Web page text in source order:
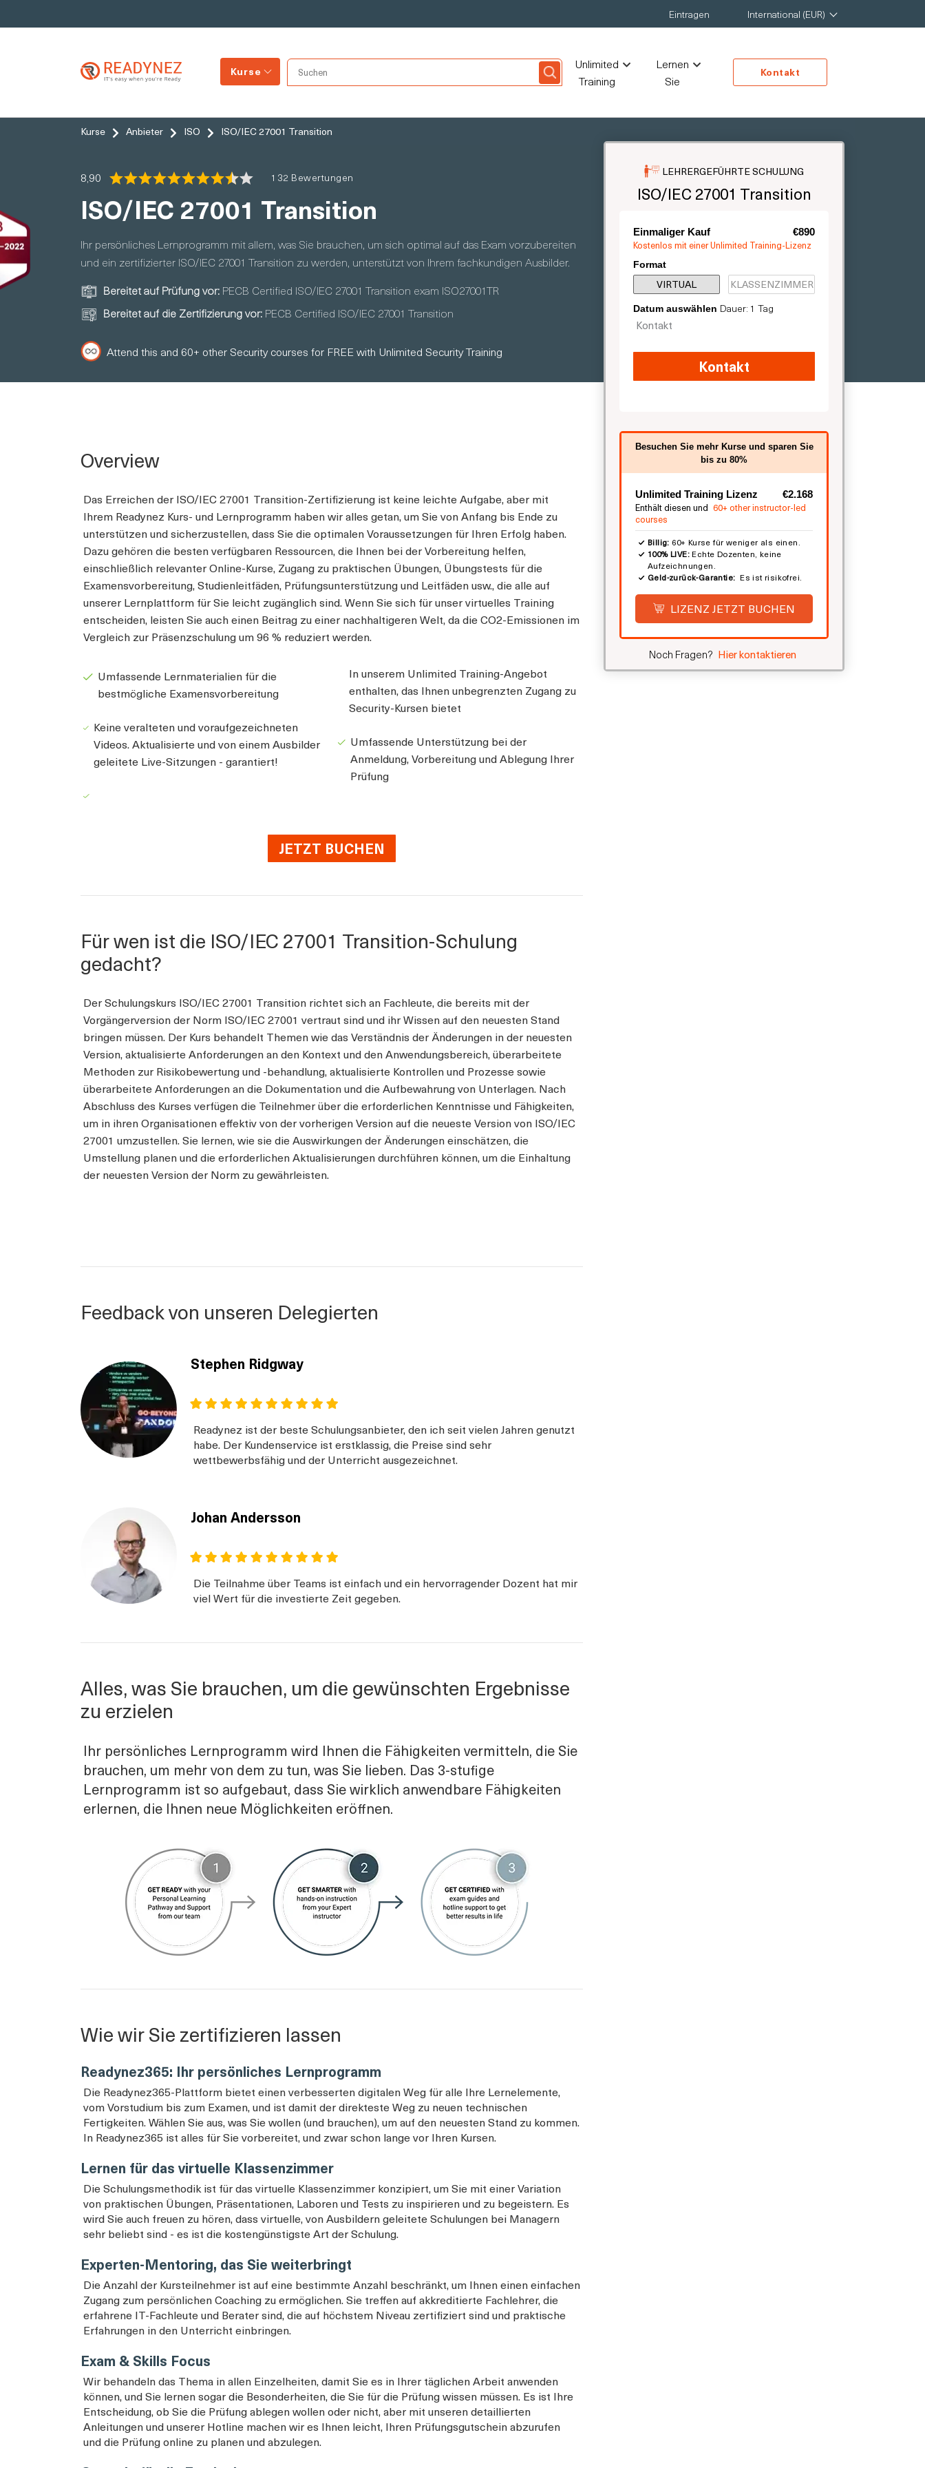
Eintragen International (EUR)
Kurse
Unlimited
Training
Lernen
Sie
Kontakt
Kurse Anbieter ISO ISO/IEC 27001 Transition
8,90 132 Bewertungen
ISO/IEC 27001 Transition
Ihr persönliches Lernprogramm mit allem, was Sie brauchen, um sich optimal auf das Exam vorzubereiten
und ein zertifizierter ISO/IEC 27001 Transition zu werden, unterstützt von Ihrem fachkundigen Ausbilder.
Bereitet auf Prüfung vor: PECB Certified ISO/IEC 27001 Transition exam ISO27001TR
Bereitet auf die Zertifizierung vor: PECB Certified ISO/IEC 27001 Transition
Attend this and 60+ other Security courses for FREE with Unlimited Security Training
Overview
Das Erreichen der ISO/IEC 27001 Transition-Zertifizierung ist keine leichte Aufgabe, aber mit
Ihrem Readynez Kurs- und Lernprogramm haben wir alles getan, um Sie von Anfang bis Ende zu
unterstützen und sicherzustellen, dass Sie die optimalen Voraussetzungen für Ihren Erfolg haben.
Dazu gehören die besten verfügbaren Ressourcen, die Ihnen bei der Vorbereitung helfen,
einschließlich relevanter Online-Kurse, Zugang zu praktischen Übungen, Übungstests für die
Examensvorbereitung, Studienleitfäden, Prüfungsunterstützung und Leitfäden usw., die alle auf
unserer Lernplattform für Sie leicht zugänglich sind. Wenn Sie sich für unser virtuelles Training
entscheiden, leisten Sie auch einen Beitrag zu einer nachhaltigeren Welt, da die CO2-Emissionen im
Vergleich zur Präsenzschulung um 96 % reduziert werden.
Umfassende Lernmaterialien für die
bestmögliche Examensvorbereitung
Keine veralteten und voraufgezeichneten
Videos. Aktualisierte und von einem Ausbilder
geleitete Live-Sitzungen - garantiert!
In unserem Unlimited Training-Angebot
enthalten, das Ihnen unbegrenzten Zugang zu
Security-Kursen bietet
Umfassende Unterstützung bei der
Anmeldung, Vorbereitung und Ablegung Ihrer
Prüfung
JETZT BUCHEN
Für wen ist die ISO/IEC 27001 Transition-Schulung
gedacht?
Der Schulungskurs ISO/IEC 27001 Transition richtet sich an Fachleute, die bereits mit der
Vorgängerversion der Norm ISO/IEC 27001 vertraut sind und ihr Wissen auf den neuesten Stand
bringen müssen. Der Kurs behandelt Themen wie das Verständnis der Änderungen in der neuesten
Version, aktualisierte Anforderungen an den Kontext und den Anwendungsbereich, überarbeitete
Methoden zur Risikobewertung und -behandlung, aktualisierte Kontrollen und Prozesse sowie
überarbeitete Anforderungen an die Dokumentation und die Aufbewahrung von Unterlagen. Nach
Abschluss des Kurses verfügen die Teilnehmer über die erforderlichen Kenntnisse und Fähigkeiten,
um in ihren Organisationen effektiv von der vorherigen Version auf die neueste Version von ISO/IEC
27001 umzustellen. Sie lernen, wie sie die Auswirkungen der Änderungen einschätzen, die
Umstellung planen und die erforderlichen Aktualisierungen durchführen können, um die Einhaltung
der neuesten Version der Norm zu gewährleisten.
Feedback von unseren Delegierten
Stephen Ridgway
Readynez ist der beste Schulungsanbieter, den ich seit vielen Jahren genutzt
habe. Der Kundenservice ist erstklassig, die Preise sind sehr
wettbewerbsfähig und der Unterricht ausgezeichnet.
Johan Andersson
Die Teilnahme über Teams ist einfach und ein hervorragender Dozent hat mir
viel Wert für die investierte Zeit gegeben.
Alles, was Sie brauchen, um die gewünschten Ergebnisse
zu erzielen
Ihr persönliches Lernprogramm wird Ihnen die Fähigkeiten vermitteln, die Sie
brauchen, um mehr von dem zu tun, was Sie lieben. Das 3-stufige
Lernprogramm ist so aufgebaut, dass Sie wirklich anwendbare Fähigkeiten
erlernen, die Ihnen neue Möglichkeiten eröffnen.
Wie wir Sie zertifizieren lassen
Readynez365: Ihr persönliches Lernprogramm
Die Readynez365-Plattform bietet einen verbesserten digitalen Weg für alle Ihre Lernelemente,
vom Vorstudium bis zum Examen, und ist damit der direkteste Weg zu neuen technischen
Fertigkeiten. Wählen Sie aus, was Sie wollen (und brauchen), um auf den neuesten Stand zu kommen.
In Readynez365 ist alles für Sie vorbereitet, und zwar schon lange vor Ihren Kursen.
Lernen für das virtuelle Klassenzimmer
Die Schulungsmethodik ist für das virtuelle Klassenzimmer konzipiert, um Sie mit einer Variation
von praktischen Übungen, Präsentationen, Laboren und Tests zu inspirieren und zu begeistern. Es
wird Sie auch freuen zu hören, dass virtuelle, von Ausbildern geleitete Schulungen bei Managern
sehr beliebt sind - es ist die kostengünstigste Art der Schulung.
Experten-Mentoring, das Sie weiterbringt
Die Anzahl der Kursteilnehmer ist auf eine bestimmte Anzahl beschränkt, um Ihnen einen einfachen
Zugang zum persönlichen Coaching zu ermöglichen. Sie treffen auf akkreditierte Fachlehrer, die
erfahrene IT-Fachleute und Berater sind, die auf höchstem Niveau zertifiziert sind und praktische
Erfahrungen in den Unterricht einbringen.
Exam & Skills Focus
Wir behandeln das Thema in allen Einzelheiten, damit Sie es in Ihrer täglichen Arbeit anwenden
können, und Sie lernen sogar die Besonderheiten, die Sie für die Prüfung wissen müssen. Es ist Ihre
Entscheidung, ob Sie die Prüfung ablegen wollen oder nicht, aber mit unseren detaillierten
Anleitungen und unserer Hotline machen wir es Ihnen leicht, Ihren Prüfungsgutschein abzurufen
und die Prüfung online zu planen und abzulegen.
LEHRERGEFÜHRTE SCHULUNG
ISO/IEC 27001 Transition
Einmaliger Kauf €890
Kostenlos mit einer Unlimited Training-Lizenz
Format
VIRTUAL KLASSENZIMMER
Datum auswählen Dauer: 1 Tag
Kontakt
Kontakt
Besuchen Sie mehr Kurse und sparen Sie
bis zu 80%
Unlimited Training Lizenz €2.168
Enthält diesen und 60+ other instructor-led
courses
Billig: 60+ Kurse für weniger als einen.
100% LIVE:Echte Dozenten, keine
Aufzeichnungen.
Geld-zurück-Garantie: Es ist risikofrei.
LIZENZ JETZT BUCHEN
Noch Fragen? Hier kontaktieren